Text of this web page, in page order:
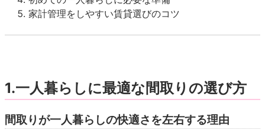
家計管理をしやすい賃貸選びのコツ
1.一人暮らしに最適な間取りの選び方
間取りが一人暮らしの快適さを左右する理由